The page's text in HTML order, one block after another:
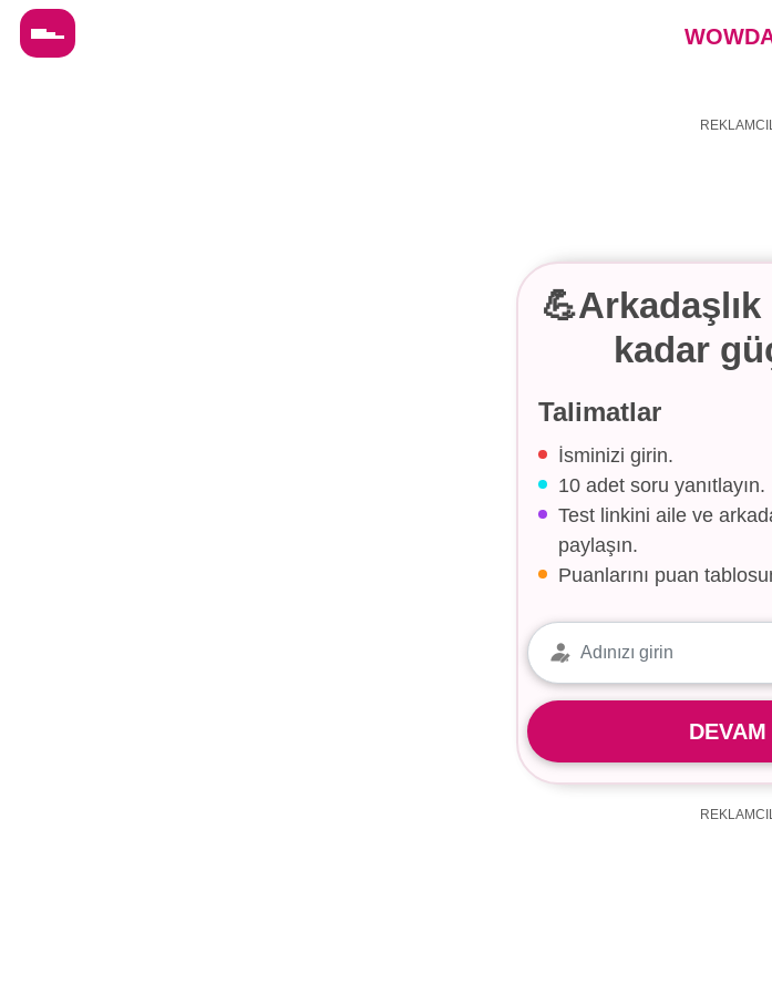
Terms &
💪Arkadaşlık
kadar
Talimatlar
İsminizi girin.
10 adet soru yanıtlayın.
Test linkini aile ve
paylaşın.
Puanlarını puan
DEVAM